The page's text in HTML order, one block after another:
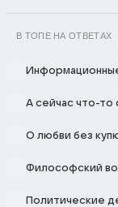
В ТОПЕ НА ОТВЕТАХ
А сейчас что-то
О любви без
Философский
Политические